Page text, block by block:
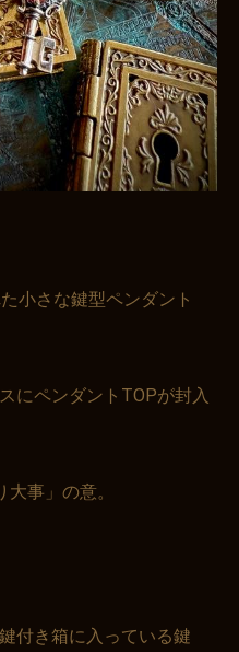
小さな鍵型ペンダント
にペンダントTOPが封入
事」の意。
付き箱に入っている鍵